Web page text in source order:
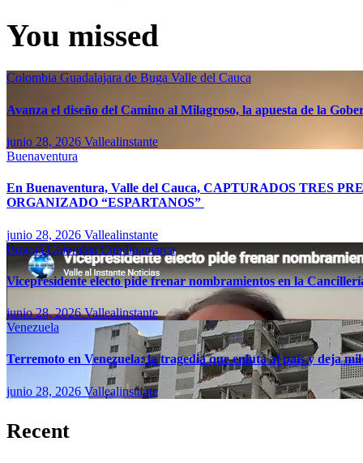
You missed
Colombia Guadalajara de Buga Valle del Cauca
Avanza el diseño del Camino al Milagroso, la apuesta de la
junio 28, 2026 Vallealinstante
Buenaventura
En Buenaventura, Valle del Cauca, CAPTURADOS TRES
ORGANIZADO “ESPARTANOS”
junio 28, 2026 Vallealinstante
BogotáColombia Cundinamarca
Vicepresidente electo pide frenar nombramientos en la
junio 28, 2026Vallealinstante
Venezuela
Terremoto en Venezuela: la tragedia que enluta al país y deja
junio 28, 2026 Vallealinstante
Recent